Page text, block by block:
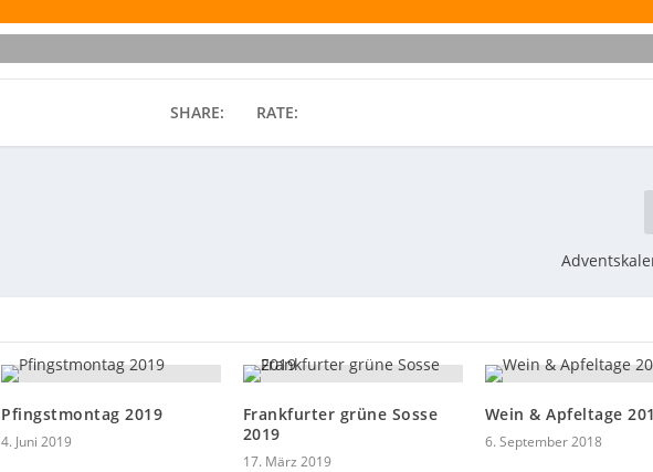
SHARE: RATE:
Pfingstmontag 2019
4. Juni 2019
Frankfurter grüne Sosse
2019
17. März 2019
Wein & Apfeltage
6. September 2018